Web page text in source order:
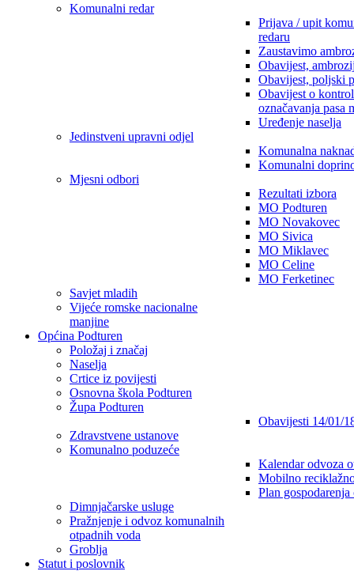
Komunalni redar
Prijava / upit
redaru
Zaustavimo
Obavijest,
Obavijest, poljski
Obavijest o
označavanja pasa
Uređenje naselja
Jedinstveni upravni odjel
Komunalna
Komunalni
Mjesni odbori
Rezultati izbora
MO Podturen
MO Novakovec
MO Sivica
MO Miklavec
MO Celine
MO Ferketinec
Savjet mladih
Vijeće romske nacionalne
manjine
Općina Podturen
Položaj i značaj
Naselja
Crtice iz povijesti
Osnovna škola Podturen
Župa Podturen
Obavijesti 14/01/
Zdravstvene ustanove
Komunalno poduzeće
Kalendar odvoza
Mobilno
Plan gospodarenja
Dimnjačarske usluge
Pražnjenje i odvoz komunalnih
otpadnih voda
Groblja
Statut i poslovnik